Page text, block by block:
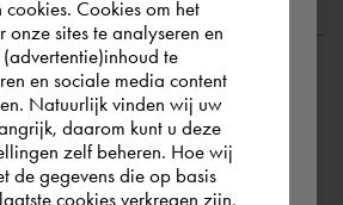
confirm in which country
world
Cookies om het
onze sites te analyseren en
te
en sociale media content
Natuurlijk vinden wij uw
daarom kunt u deze
zelf beheren. Hoe wij
de gegevens die op basis
cookies verkregen zijn,